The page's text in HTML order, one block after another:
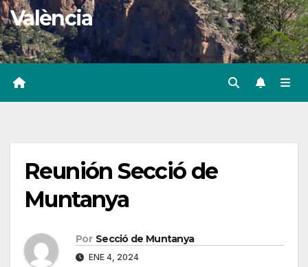
València
Reunión Secció de
Muntanya
Por Secció de Muntanya
ENE 4, 2024